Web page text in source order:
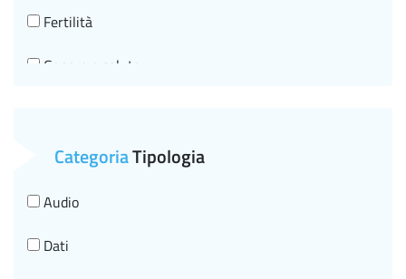
Fertilità
Genere e salute
Malattie croniche e invecchiamento in salute
Malattie infettive HIV
Malattie neurologiche
CategoriaTipologia
Audio
Dati